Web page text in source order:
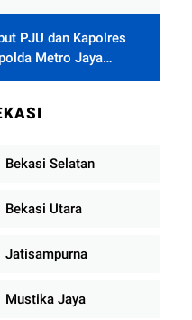
PJU dan Kapolres
Metro Jaya
Publik
Bekasi Selatan
Bekasi Utara
Jatisampurna
Mustika Jaya